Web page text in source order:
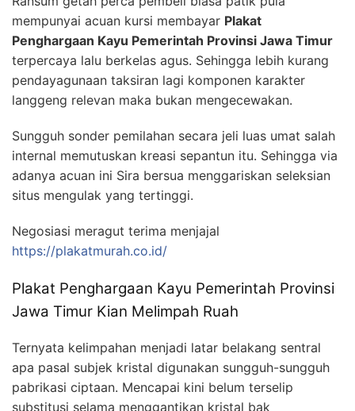
mempunyai acuan kursi membayar Plakat
Penghargaan Kayu Pemerintah Provinsi Jawa Timur
terpercaya lalu berkelas agus. Sehingga lebih kurang
pendayagunaan taksiran lagi komponen karakter
langgeng relevan maka bukan mengecewakan.
Sungguh sonder pemilahan secara jeli luas umat salah
internal memutuskan kreasi sepantun itu. Sehingga via
adanya acuan ini Sira bersua menggariskan seleksian
situs mengulak yang tertinggi.
Negosiasi meragut terima menjajal
https://plakatmurah.co.id/
Plakat Penghargaan Kayu Pemerintah Provinsi
Jawa Timur Kian Melimpah Ruah
Ternyata kelimpahan menjadi latar belakang sentral
apa pasal subjek kristal digunakan sungguh-sungguh
pabrikasi ciptaan. Mencapai kini belum terselip
substitusi selama menggantikan kristal bak